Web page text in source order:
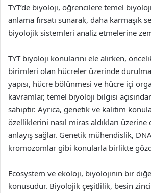
TYT’de biyoloji, öğrencilere temel
anlama fırsatı sunarak, daha karmaşık
biyolojik sistemleri analiz etmelerine
TYT biyoloji konularını ele alırken,
birimleri olan hücreler üzerinde
yapısı, hücre bölünmesi ve hücre içi
kavramlar, temel biyoloji bilgisi
sahiptir. Ayrıca, genetik ve kalıtım
özelliklerini nasıl miras aldıkları
anlayış sağlar. Genetik mühendislik, DNA
kromozomlar gibi konularla birlikte
Ecosystem ve ekoloji, biyolojinin bir
konusudur. Biyolojik çeşitlilik, besin